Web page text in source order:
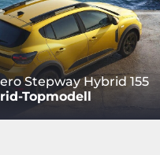
Stepway Hybrid 155
Topmodell